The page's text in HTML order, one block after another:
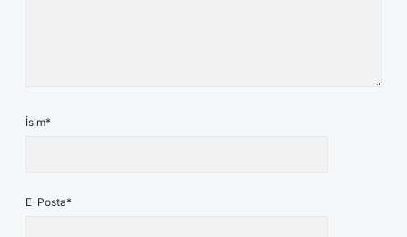
İsim*
E-Posta*